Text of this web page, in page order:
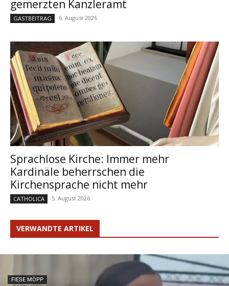
gemerzten Kanzleramt
GASTBEITRAG 6. August 2026
Sprachlose Kirche: Immer mehr
Kardinäle beherrschen die
Kirchensprache nicht mehr
CATHOLICA 5. August 2026
VERWANDTE ARTIKEL
FIESE MÖPP